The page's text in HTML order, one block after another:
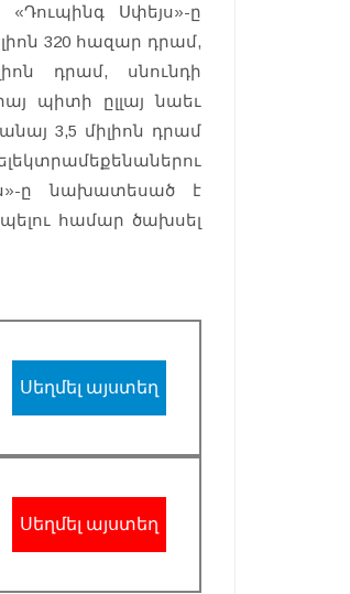
Սփեյս»-ը
320 հազար դրամ,
դրամ, սնունդի
պիտի ըլլայ նաեւ
3,5 միլիոն դրամ
ը նախատեսած է
համար ծախսել
Սեղմել այստեղ
Սեղմել այստեղ